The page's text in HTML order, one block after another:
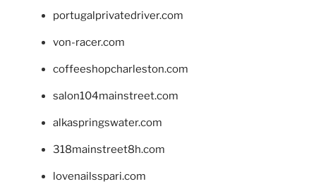
portugalprivatedriver.com
von-racer.com
coffeeshopcharleston.com
salon104mainstreet.com
alkaspringswater.com
318mainstreet8h.com
lovenailsspari.com